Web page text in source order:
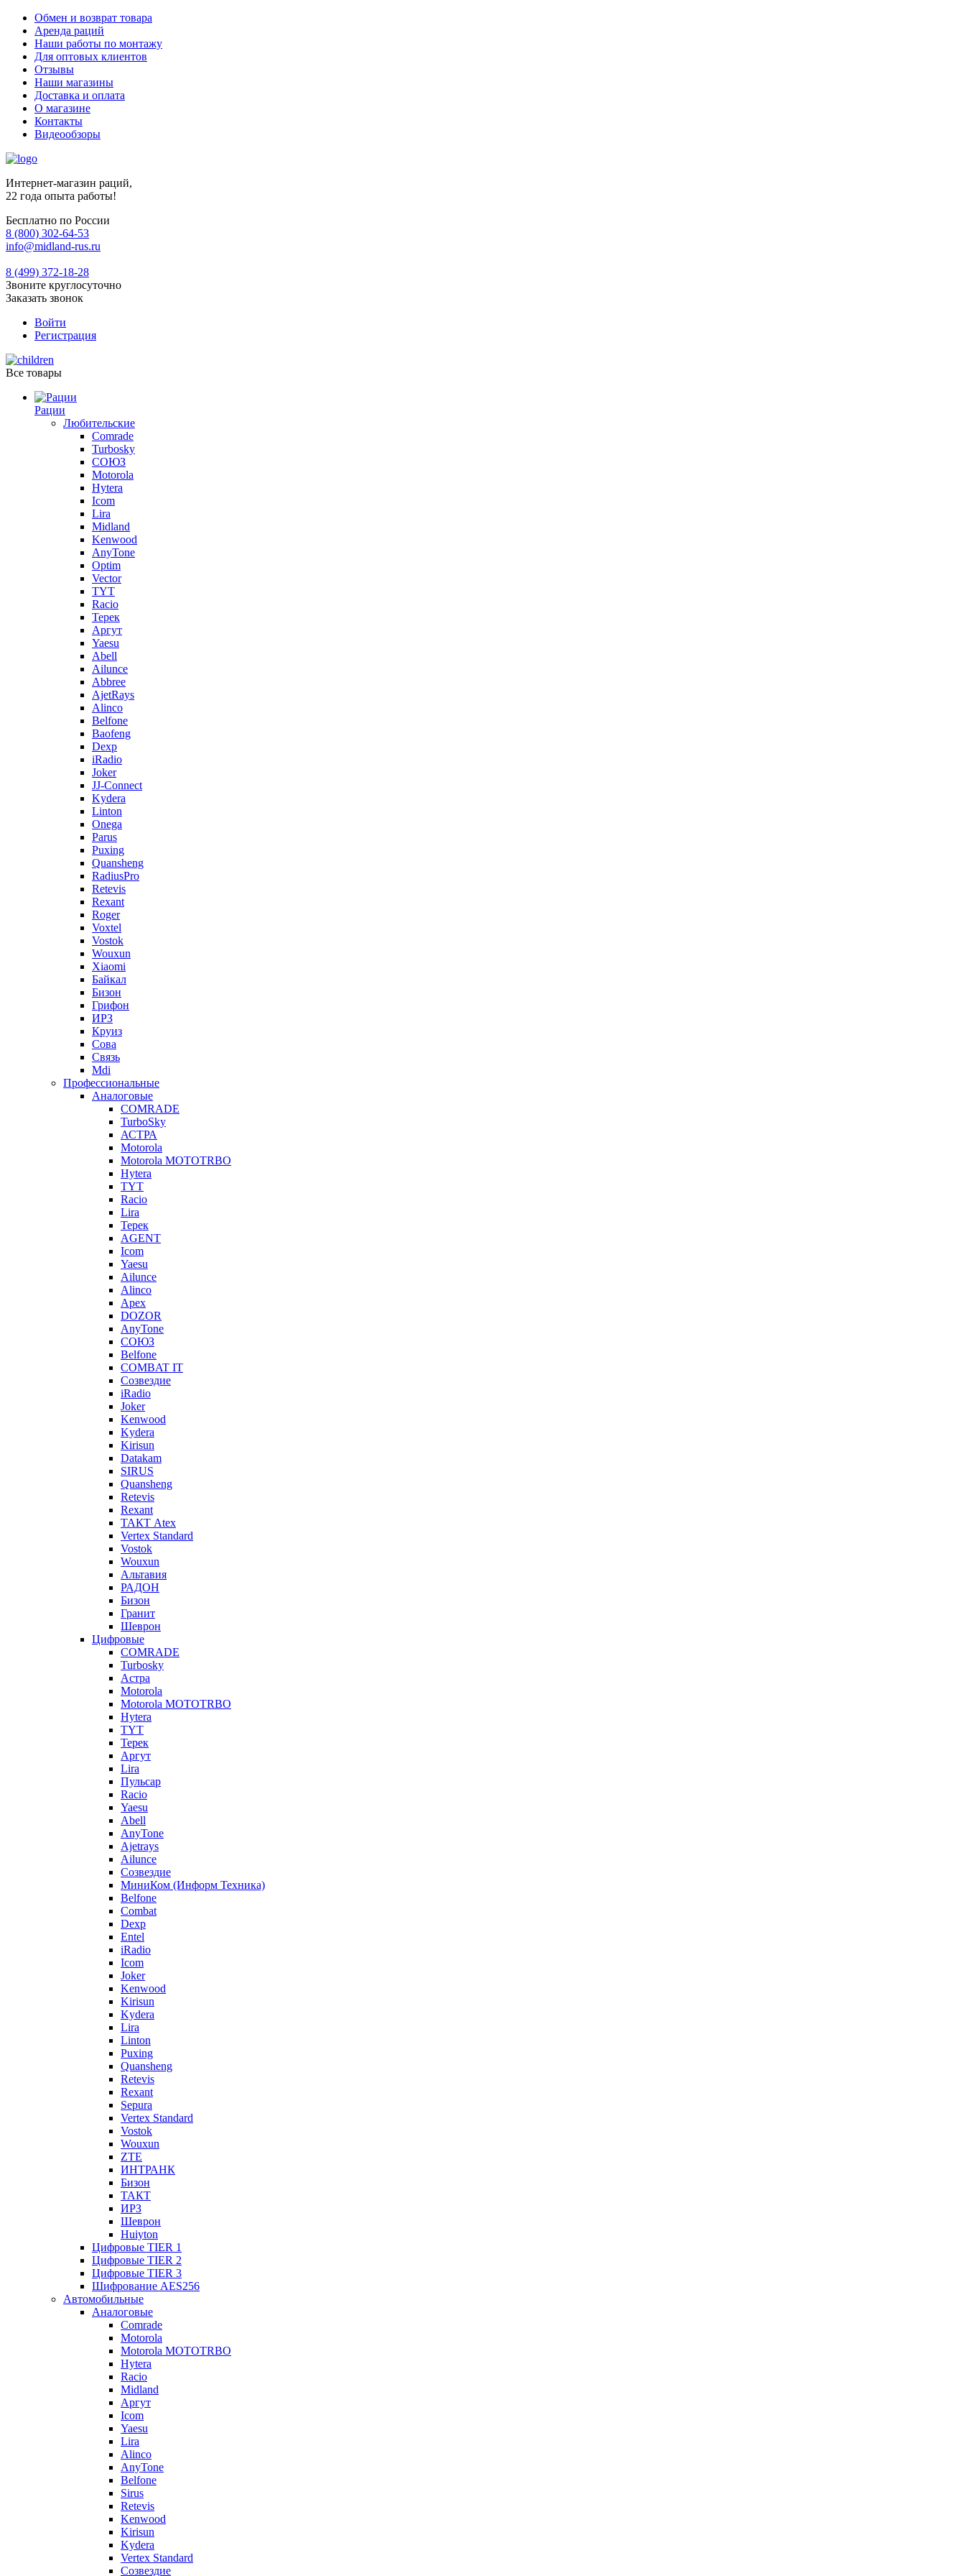
Обмен и возврат товара
Аренда раций
Наши работы по монтажу
Для оптовых клиентов
Отзывы
Наши магазины
Доставка и оплата
О магазине
Контакты
Видеообзоры
Интернет-магазин раций,
22 года опыта работы!
Бесплатно по России
8 (800) 302-64-53
info@midland-rus.ru
8 (499) 372-18-28
Звоните круглосуточно
Заказать звонок
Войти
Регистрация
Все товары
Рации
Любительские
Comrade
Turbosky
СОЮЗ
Motorola
Hytera
Icom
Lira
Midland
Kenwood
AnyTone
Optim
Vector
TYT
Racio
Терек
Аргут
Yaesu
Abell
Ailunce
Abbree
AjetRays
Alinco
Belfone
Baofeng
Dexp
iRadio
Joker
JJ-Connect
Kydera
Linton
Onega
Parus
Puxing
Quansheng
RadiusPro
Retevis
Rexant
Roger
Voxtel
Vostok
Wouxun
Xiaomi
Байкал
Бизон
Грифон
ИРЗ
Круиз
Сова
Связь
Mdi
Профессиональные
Аналоговые
COMRADE
TurboSky
АСТРА
Motorola
Motorola MOTOTRBO
Hytera
TYT
Racio
Lira
Терек
AGENT
Icom
Yaesu
Ailunce
Alinco
Apex
DOZOR
AnyTone
СОЮЗ
Belfone
COMBAT IT
Созвездие
iRadio
Joker
Kenwood
Kydera
Kirisun
Datakam
SIRUS
Quansheng
Retevis
Rexant
ТАКТ Atex
Vertex Standard
Vostok
Wouxun
Альтавия
РАДОН
Бизон
Гранит
Шеврон
Цифровые
COMRADE
Turbosky
Астра
Motorola
Motorola MOTOTRBO
Hytera
TYT
Терек
Аргут
Lira
Пульсар
Racio
Yaesu
Abell
AnyTone
Ajetrays
Ailunce
Созвездие
МиниКом (Информ Техника)
Belfone
Combat
Dexp
Entel
iRadio
Icom
Joker
Kenwood
Kirisun
Kydera
Lira
Linton
Puxing
Quansheng
Retevis
Rexant
Sepura
Vertex Standard
Vostok
Wouxun
ZTE
ИНТРАНК
Бизон
ТАКТ
ИРЗ
Шеврон
Huiyton
Цифровые TIER 1
Цифровые TIER 2
Цифровые TIER 3
Шифрование AES256
Автомобильные
Аналоговые
Comrade
Motorola
Motorola MOTOTRBO
Hytera
Racio
Midland
Аргут
Icom
Yaesu
Lira
Alinco
AnyTone
Belfone
Sirus
Retevis
Kenwood
Kirisun
Kydera
Vertex Standard
Созвездие